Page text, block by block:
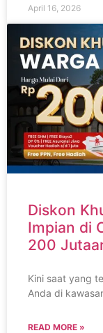
April 16, 2026
Diskon
Impian di
200
Kini saat yang
Anda di
READ MORE »